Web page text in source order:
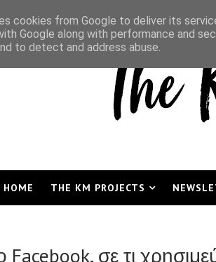
HOME THE KM PROJECTS
Facebook, σε τι
cookies from Google to deliver its
Google along with performance and
to detect and address abuse.